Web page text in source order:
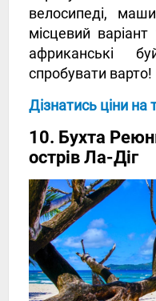
велосипеді,
місцевий
африканські
спробувати варто!
Дізнатись ціни на
10. Бухта
острів Ла-Діг